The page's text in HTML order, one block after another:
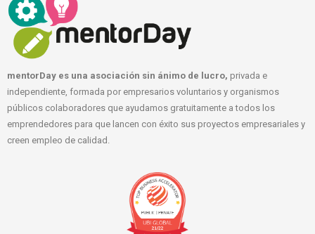
mentorDay es una asociación sin ánimo de lucro, privada e
independiente, formada por empresarios voluntarios y organismos
públicos colaboradores que ayudamos gratuitamente a todos los
emprendedores para que lancen con éxito sus proyectos empresariales y
creen empleo de calidad.